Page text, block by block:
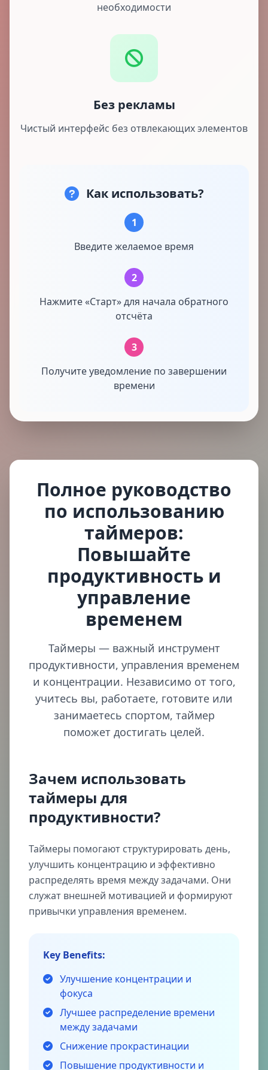
необходимости
Без рекламы
Чистый интерфейс без отвлекающих элементов
Как использовать?
1
Введите желаемое время
2
Нажмите «Старт» для начала обратного
отсчёта
3
Получите уведомление по завершении
времени
Полное руководство
по использованию
таймеров:
Повышайте
продуктивность и
управление
временем
Таймеры — важный инструмент
продуктивности, управления временем
и концентрации. Независимо от того,
учитесь вы, работаете, готовите или
занимаетесь спортом, таймер
поможет достигать целей.
Зачем использовать
таймеры для
продуктивности?
Таймеры помогают структурировать день,
улучшить концентрацию и эффективно
распределять время между задачами. Они
служат внешней мотивацией и формируют
привычки управления временем.
Key Benefits:
Улучшение концентрации и
фокуса
Лучшее распределение времени
между задачами
Снижение прокрастинации
Повышение продуктивности и